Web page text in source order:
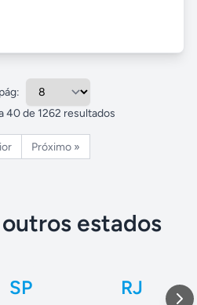
40de 1262 resultados
Próximo »
estados
SP RJ